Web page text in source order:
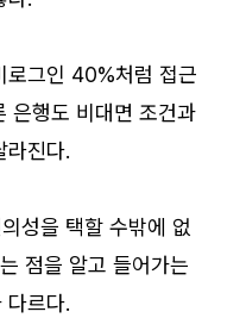
로그인 40%처럼 접근
은행도 비대면 조건과
라진다.
성을 택할 수밖에 없
점을 알고 들어가는
다르다.